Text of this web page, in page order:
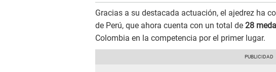
Gracias a su destacada actuación, el ajedrez ha
de Perú, que ahora cuenta con un total de 28
Colombia en la competencia por el primer lugar.